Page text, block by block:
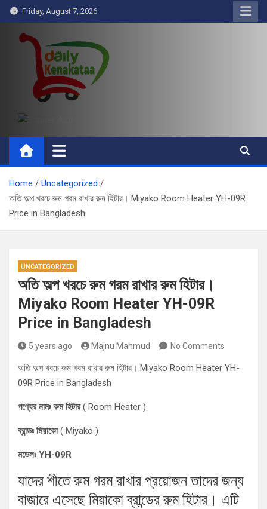
Skip
to
content
Friday, August 7, 2026
Daily Kenakataa
Essential Product Videos
Home
Uncategorized
অতি অল্প খরচে রুম গরম রাখার রুম হিটার। Miyako Room Heater YH-09R
Price in Bangladesh
UNCATEGORIZED
অতি অল্প খরচে রুম গরম রাখার রুম হিটার।
Miyako Room Heater YH-09R
Price in Bangladesh
5 years ago Majnu Mahmud No Comments
অতি অল্প খরচে রুম গরম রাখার রুম হিটার। Miyako Room Heater YH-
09R Price in Bangladesh
পণ্যের নামঃ রুম হিটার( Room Heater )
ব্রান্ডঃ মিয়াকো( Miyako )
মডেলঃ YH-09R
যাদের শীতে রুম গরম রাখার প্রয়োজন তাদের জন্য
বাজারে এসেছে মিয়াকো ব্রান্ডের রুম হিটার। এটি